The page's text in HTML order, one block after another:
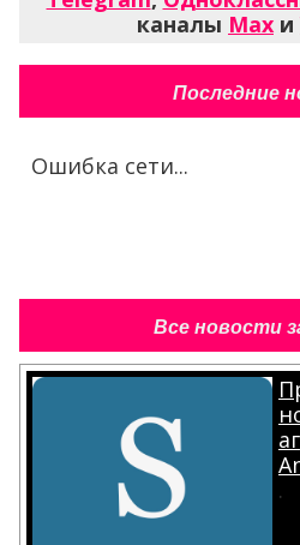
каналы Max и
Последние
Ошибка сети...
Все новости
.